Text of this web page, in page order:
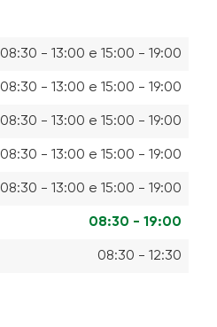
08:30 - 13:00 e 15:00 - 19:00
08:30 - 13:00 e 15:00 - 19:00
08:30 - 13:00 e 15:00 - 19:00
08:30 - 13:00 e 15:00 - 19:00
08:30 - 13:00 e 15:00 - 19:00
08:30 - 19:00
08:30 - 12:30